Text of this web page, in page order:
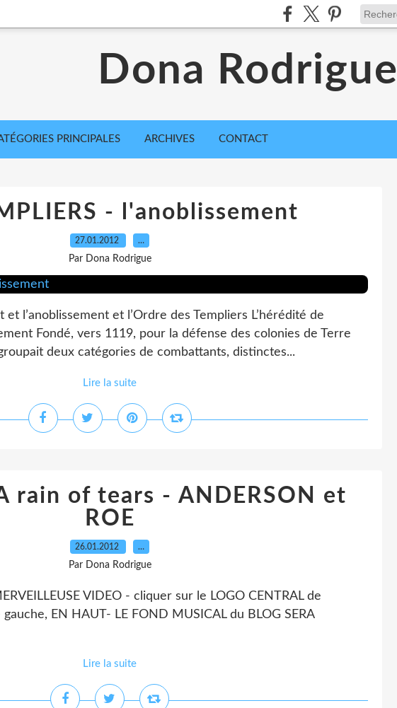
Dona Rodrigue
PRINCIPALES ARCHIVES CONTACT
- l'anoblissement
27.01.2012 …
Par Dona Rodrigue
et l’anoblissement et l’Ordre des Templiers L’hérédité de
Fondé, vers 1119, pour la défense des colonies de Terre
deux catégories de combattants, distinctes...
Lire la suite
rain of tears - ANDERSON et
ROE
26.01.2012 …
Par Dona Rodrigue
VIDEO - cliquer sur le LOGO CENTRAL de
EN HAUT- LE FOND MUSICAL du BLOG SERA
Lire la suite